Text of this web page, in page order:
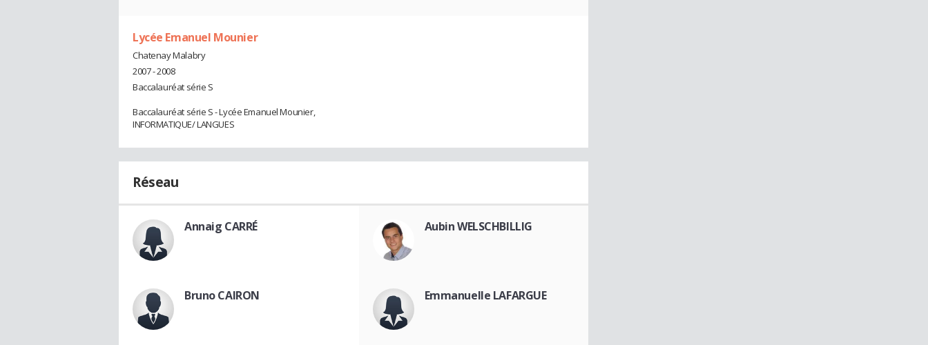
Lycée Emanuel Mounier
Chatenay Malabry
2007 - 2008
Baccalauréat série S
Baccalauréat série S - Lycée Emanuel Mounier,
INFORMATIQUE/ LANGUES
Réseau
Annaig CARRÉ Aubin WELSCHBILLIG
Bruno CAIRON Emmanuelle LAFARGUE